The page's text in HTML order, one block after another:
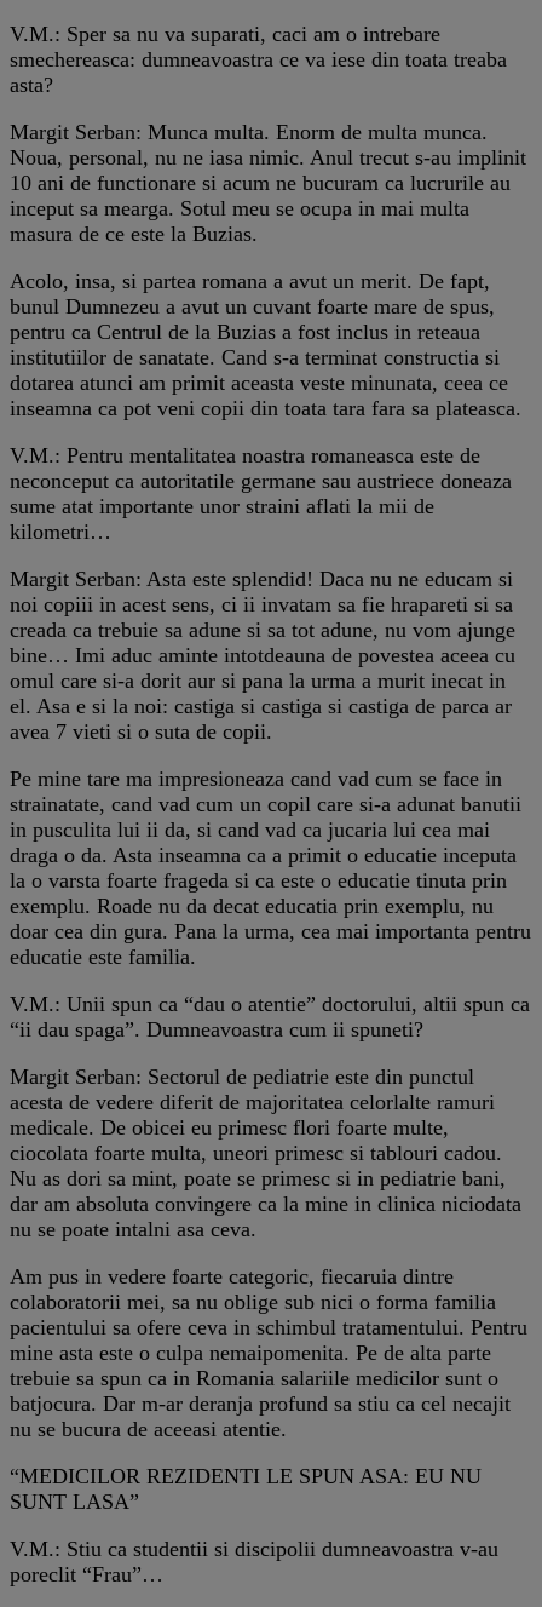
V.M.: Sper sa nu va suparati, caci am o intrebare
smechereasca: dumneavoastra ce va iese din toata treaba
asta?
Margit Serban: Munca multa. Enorm de multa munca.
Noua, personal, nu ne iasa nimic. Anul trecut s-au implinit
10 ani de functionare si acum ne bucuram ca lucrurile au
inceput sa mearga. Sotul meu se ocupa in mai multa
masura de ce este la Buzias.
Acolo, insa, si partea romana a avut un merit. De fapt,
bunul Dumnezeu a avut un cuvant foarte mare de spus,
pentru ca Centrul de la Buzias a fost inclus in reteaua
institutiilor de sanatate. Cand s-a terminat constructia si
dotarea atunci am primit aceasta veste minunata, ceea ce
inseamna ca pot veni copii din toata tara fara sa plateasca.
V.M.: Pentru mentalitatea noastra romaneasca este de
neconceput ca autoritatile germane sau austriece doneaza
sume atat importante unor straini aflati la mii de
kilometri…
Margit Serban: Asta este splendid! Daca nu ne educam si
noi copiii in acest sens, ci ii invatam sa fie hrapareti si sa
creada ca trebuie sa adune si sa tot adune, nu vom ajunge
bine… Imi aduc aminte intotdeauna de povestea aceea cu
omul care si-a dorit aur si pana la urma a murit inecat in
el. Asa e si la noi: castiga si castiga si castiga de parca ar
avea 7 vieti si o suta de copii.
Pe mine tare ma impresioneaza cand vad cum se face in
strainatate, cand vad cum un copil care si-a adunat banutii
in pusculita lui ii da, si cand vad ca jucaria lui cea mai
draga o da. Asta inseamna ca a primit o educatie inceputa
la o varsta foarte frageda si ca este o educatie tinuta prin
exemplu. Roade nu da decat educatia prin exemplu, nu
doar cea din gura. Pana la urma, cea mai importanta pentru
educatie este familia.
V.M.: Unii spun ca “dau o atentie” doctorului, altii spun ca
“ii dau spaga”. Dumneavoastra cum ii spuneti?
Margit Serban: Sectorul de pediatrie este din punctul
acesta de vedere diferit de majoritatea celorlalte ramuri
medicale. De obicei eu primesc flori foarte multe,
ciocolata foarte multa, uneori primesc si tablouri cadou.
Nu as dori sa mint, poate se primesc si in pediatrie bani,
dar am absoluta convingere ca la mine in clinica niciodata
nu se poate intalni asa ceva.
Am pus in vedere foarte categoric, fiecaruia dintre
colaboratorii mei, sa nu oblige sub nici o forma familia
pacientului sa ofere ceva in schimbul tratamentului. Pentru
mine asta este o culpa nemaipomenita. Pe de alta parte
trebuie sa spun ca in Romania salariile medicilor sunt o
batjocura. Dar m-ar deranja profund sa stiu ca cel necajit
nu se bucura de aceeasi atentie.
“MEDICILOR REZIDENTI LE SPUN ASA: EU NU
SUNT LASA”
V.M.: Stiu ca studentii si discipolii dumneavoastra v-au
poreclit “Frau”…